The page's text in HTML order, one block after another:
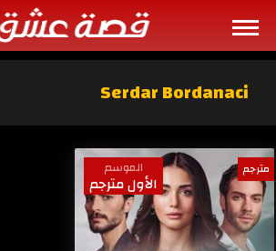
Serdar Bordanaci
مترجم الموسم
الأول مترجم